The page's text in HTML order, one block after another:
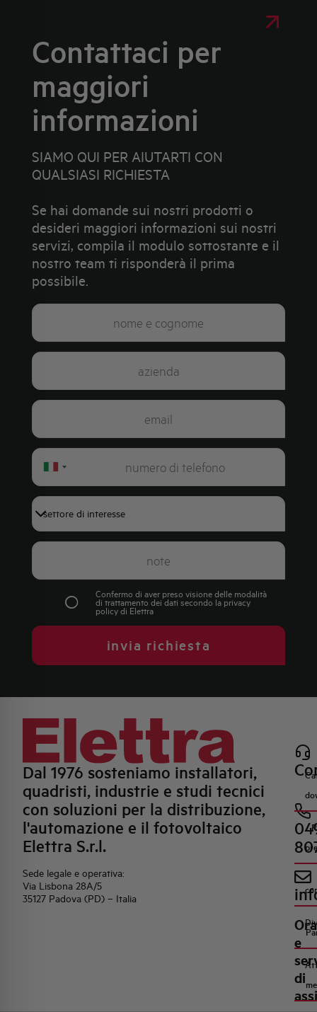
Contattaci per
maggiori
informazioni
SIAMO QUI PER AIUTARTI CON
QUALSIASI RICHIESTA
Se hai domande sui nostri prodotti o
desideri maggiori informazioni sui nostri
servizi, compila il modulo sottostante e il
nostro team ti risponderà il prima
possibile.
Italy
Confermo di aver preso visione delle modalità
di trattamento dei dati secondo la privacy
policydi Elettra
invia richiesta
Dal 1976 sosteniamo installatori,
quadristi, industrie e studi tecnici
con soluzioni per la distribuzione,
l'automazione e il fotovoltaico
Elettra S.r.l.
Sede legale e operativa:
Via Lisbona 28A/5
35127 Padova (PD) – Italia
e
di